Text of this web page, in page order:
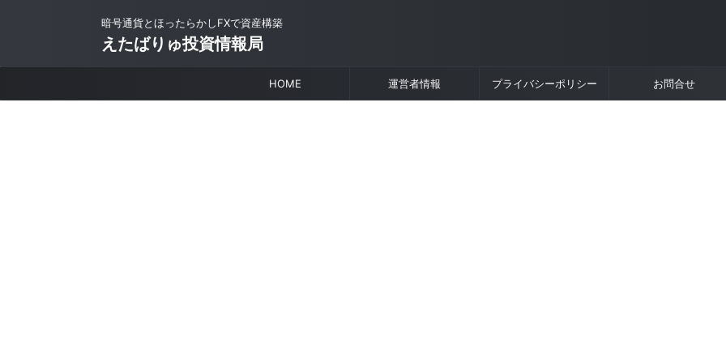
暗号通貨とほったらかしFXで資産構築
えたばりゅ投資情報局
HOME 運営者情報 プライバシーポリシー お問合せ